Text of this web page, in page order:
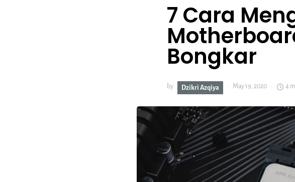
7 Cara
Bongkar
by Dzikri Azqiya May 19, 2020 4